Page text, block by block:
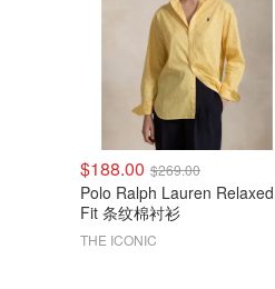
$188.00 $269.00
Polo Ralph Lauren Relaxed
Fit 条纹棉衬衫
THE ICONIC